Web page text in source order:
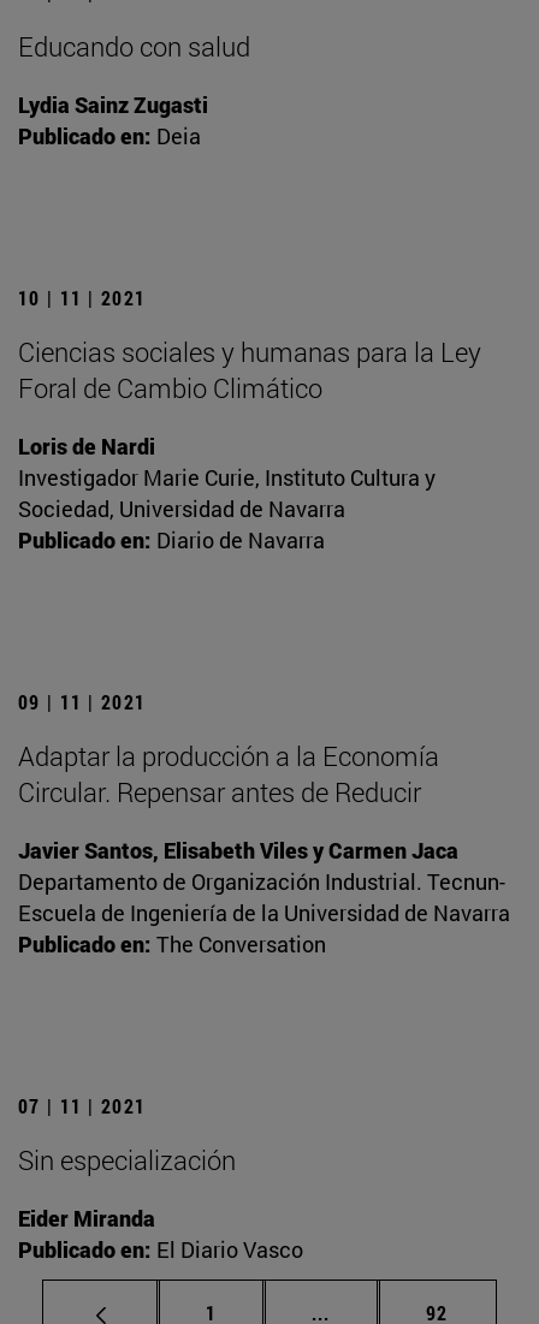
Educando con salud
Lydia Sainz Zugasti
Publicado en: Deia
10 | 11 | 2021
Ciencias sociales y humanas para la Ley
Foral de Cambio Climático
Loris de Nardi
Investigador Marie Curie, Instituto Cultura y
Sociedad, Universidad de Navarra
Publicado en: Diario de Navarra
09 | 11 | 2021
Adaptar la producción a la Economía
Circular. Repensar antes de Reducir
Javier Santos, Elisabeth Viles y Carmen Jaca
Departamento de Organización Industrial. Tecnun-
Escuela de Ingeniería de la Universidad de Navarra
Publicado en: The Conversation
07 | 11 | 2021
Sin especialización
Eider Miranda
Publicado en: El Diario Vasco
Página
1 ... Páginas intermedias
Página
92